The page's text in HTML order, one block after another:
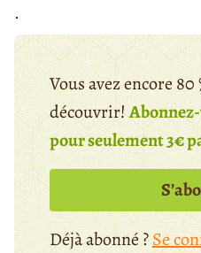
.
Vous avez encore
découvrir!
pour seulement 3€
Déjà abonné ?Se